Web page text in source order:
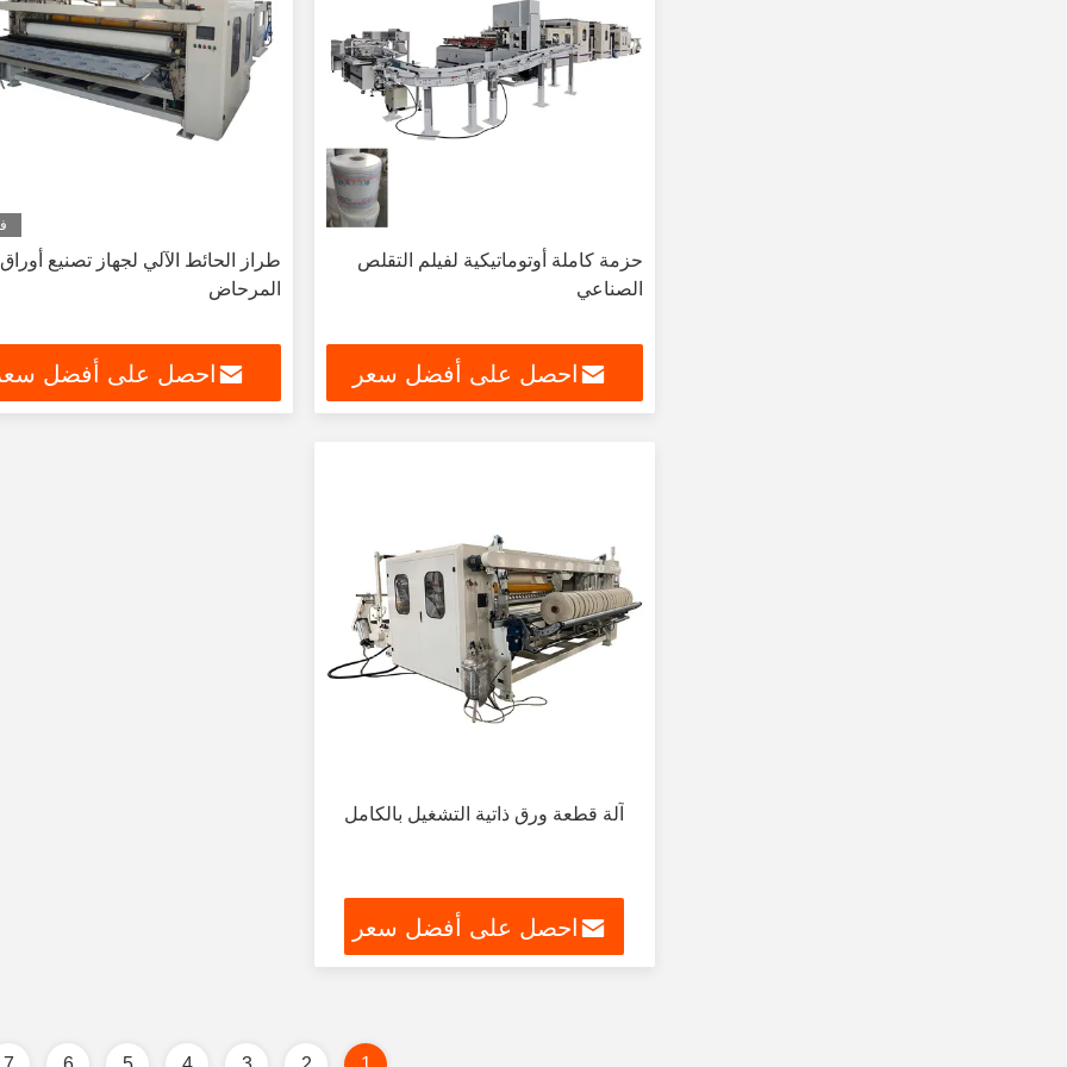
حزمة كاملة أوتوماتيكية لفيلم التقلص
الصناعي
احصل على أفضل سعر
طراز الحائط الآلي لجهاز تصنيع أوراق
المرحاض
احصل على أفضل
آلة قطعة ورق ذاتية التشغيل بالكامل
احصل على أفضل سعر